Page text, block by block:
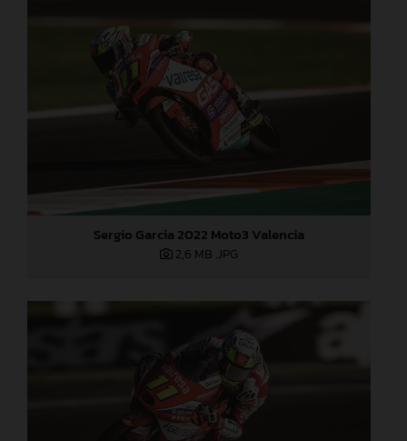
Sergio Garcia 2022 Moto3 Valencia
2,6 MB .JPG